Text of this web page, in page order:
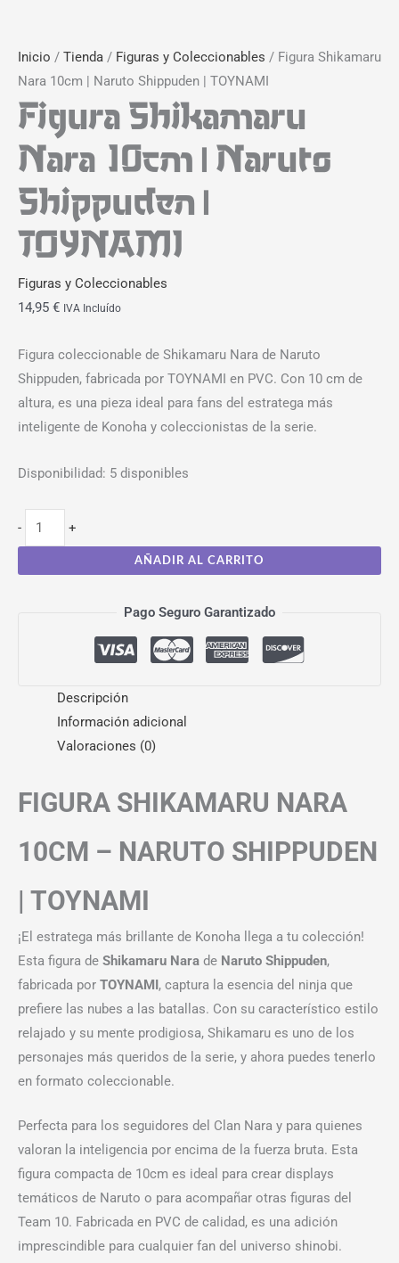
Inicio / Tienda / Figuras y Coleccionables / Figura Shikamaru
Nara 10cm | Naruto Shippuden | TOYNAMI
Figura Shikamaru
Nara 10cm | Naruto
Shippuden |
TOYNAMI
Figuras y Coleccionables
14,95 € IVA Incluído
Figura coleccionable de Shikamaru Nara de Naruto
Shippuden, fabricada por TOYNAMI en PVC. Con 10 cm de
altura, es una pieza ideal para fans del estratega más
inteligente de Konoha y coleccionistas de la serie.
Disponibilidad: 5 disponibles
- +
AÑADIR AL CARRITO
Pago Seguro Garantizado
Descripción
Información adicional
Valoraciones (0)
FIGURA SHIKAMARU NARA
10CM – NARUTO SHIPPUDEN
| TOYNAMI
¡El estratega más brillante de Konoha llega a tu colección!
Esta figura de Shikamaru Nara de Naruto Shippuden,
fabricada por TOYNAMI, captura la esencia del ninja que
prefiere las nubes a las batallas. Con su característico estilo
relajado y su mente prodigiosa, Shikamaru es uno de los
personajes más queridos de la serie, y ahora puedes tenerlo
en formato coleccionable.
Perfecta para los seguidores del Clan Nara y para quienes
valoran la inteligencia por encima de la fuerza bruta. Esta
figura compacta de 10cm es ideal para crear displays
temáticos de Naruto o para acompañar otras figuras del
Team 10. Fabricada en PVC de calidad, es una adición
imprescindible para cualquier fan del universo shinobi.